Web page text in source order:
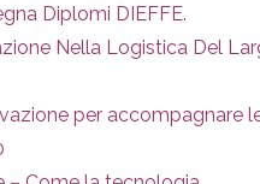
Diplomi DIEFFE.
Nella Logistica Del
per accompagnare